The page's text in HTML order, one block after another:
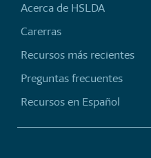
Acerca de HSLDA
Carerras
Recursos más recientes
Preguntas frecuentes
Recursos en Español